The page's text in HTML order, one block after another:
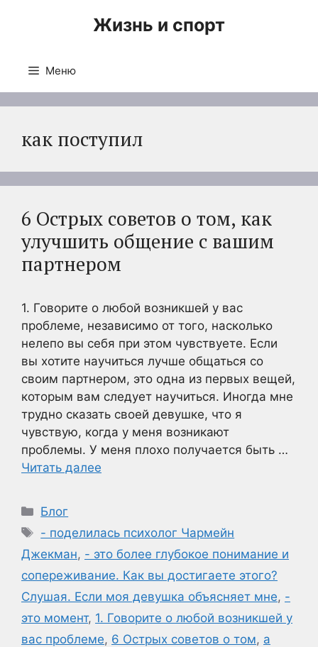
Жизнь и спорт
Меню
как поступил
6 Острых советов о том, как
улучшить общение с вашим
партнером
1. Говорите о любой возникшей у вас
проблеме, независимо от того, насколько
нелепо вы себя при этом чувствуете. Если
вы хотите научиться лучше общаться со
своим партнером, это одна из первых вещей,
которым вам следует научиться. Иногда мне
трудно сказать своей девушке, что я
чувствую, когда у меня возникают
проблемы. У меня плохо получается быть …
Читать далее
Рубрики
Блог
Метки
- поделилась психолог Чармейн
Джекман, - это более глубокое понимание и
сопереживание. Как вы достигаете этого?
Слушая. Если моя девушка объясняет мне, -
это момент, 1. Говорите о любой возникшей у
вас проблеме, 6 Острых советов о том, а